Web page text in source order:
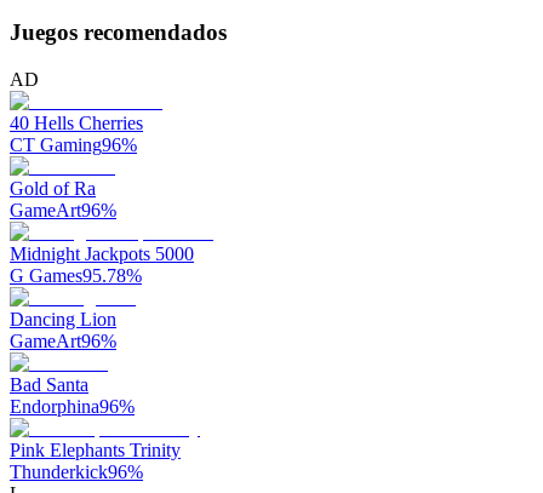
Juegos recomendados
AD
40 Hells Cherries
CT Gaming96%
Gold of Ra
GameArt96%
Midnight Jackpots 5000
G Games95.78%
Dancing Lion
GameArt96%
Bad Santa
Endorphina96%
Pink Elephants Trinity
Thunderkick96%